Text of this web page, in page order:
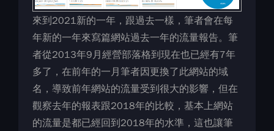
來到2021新的一年，跟過去一樣，筆者會在每
年新的一年來寫篇網站過去一年的流量報告。筆
者從2013年9月經營部落格到現在也已經有7年
多了，在前年的一月筆者因更換了此網站的域
名，導致前年網站的流量受到很大的影響，但在
觀察去年的報表跟2018年的比較，基本上網站
的流量是都已經回到2018年的水準，這也讓筆